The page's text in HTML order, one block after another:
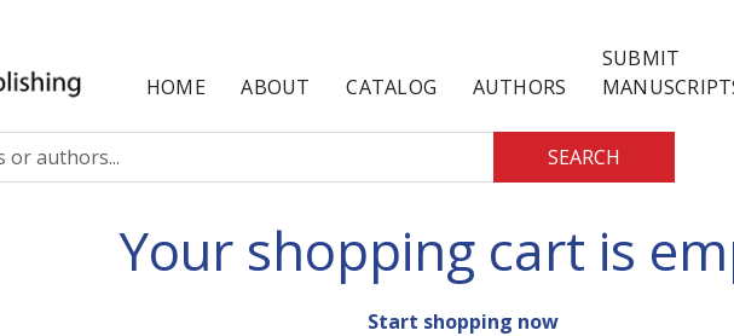
HOME ABOUT CATALOG AUTHORS
SUBMIT
SEARCH
Your shopping cart is
Start shopping now